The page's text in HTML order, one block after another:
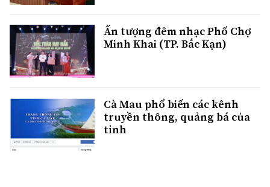
Ấn tượng đêm nhạc Phố Chợ
Minh Khai (TP. Bắc Kạn)
Cà Mau phổ biến các kênh
truyền thông, quảng bá của
tỉnh